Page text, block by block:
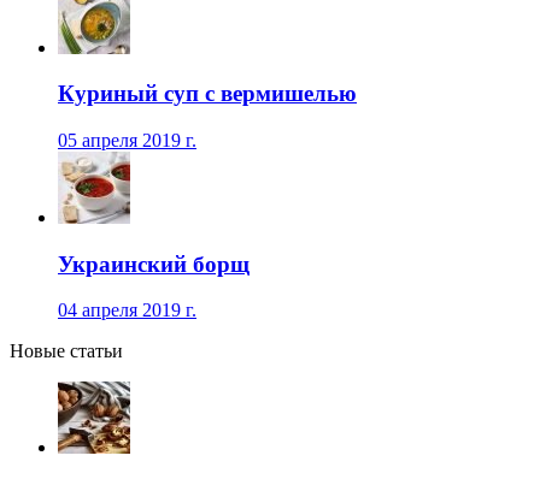
Куриный суп с вермишелью
05 апреля 2019 г.
Украинский борщ
04 апреля 2019 г.
Новые статьи